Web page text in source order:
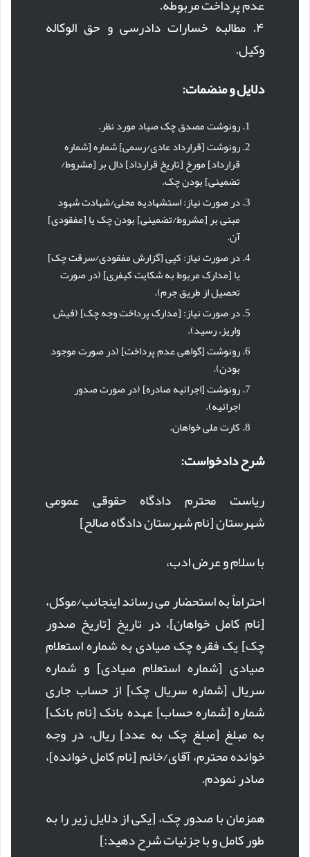
عدم پرداخت مربوطه.
۴. مطالبه خسارات دادرسی و حق الوکاله
وکیل.
دلایل و منضمات:
رونوشت مصدق چک صیاد مورد نظر.
رونوشت [قرارداد عادی/رسمی] شماره [شماره
قرارداد] مورخ [تاریخ قرارداد] دال بر [مشروط/
تضمینی] بودن چک.
در صورت نیاز: استشهادیه محلی/شهادت شهود
مبنی بر [مشروط/تضمینی] بودن چک یا [مفقودی]
آن.
در صورت نیاز: کپی [گزارش مفقودی/سرقت چک]
یا [مدارک مربوط به شکایت کیفری] (در صورت
تحصیل از طریق جرم).
در صورت نیاز: [مدارک پرداخت وجه چک] (فیش
واریز، رسید).
رونوشت [گواهی عدم پرداخت] (در صورت موجود
بودن).
رونوشت [اجرائیه صادره] (در صورت صدور
اجرائیه).
کارت ملی خواهان.
شرح دادخواست:
ریاست محترم دادگاه حقوقی عمومی
شهرستان [نام شهرستان دادگاه صالح]
با سلام و عرض ادب،
احتراماً به استحضار می رساند اینجانب/موکل،
[نام کامل خواهان]، در تاریخ [تاریخ صدور
چک] یک فقره چک صیادی به شماره استعلام
صیادی [شماره استعلام صیادی] و شماره
سریال [شماره سریال چک] از حساب جاری
شماره [شماره حساب] عهده بانک [نام بانک]
به مبلغ [مبلغ چک به عدد] ریال، در وجه
خوانده محترم، آقای/خانم [نام کامل خوانده]،
صادر نمودم.
همزمان با صدور چک، [یکی از دلایل زیر را به
طور کامل و با جزئیات شرح دهید:]